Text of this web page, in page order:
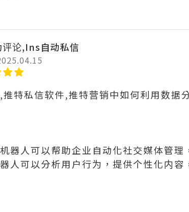
论,Ins自动私信
特私信软件,推特营销中如何利用数据
器人可以帮助企业自动化社交媒体管
人可以分析用户行为，提供个性化内容